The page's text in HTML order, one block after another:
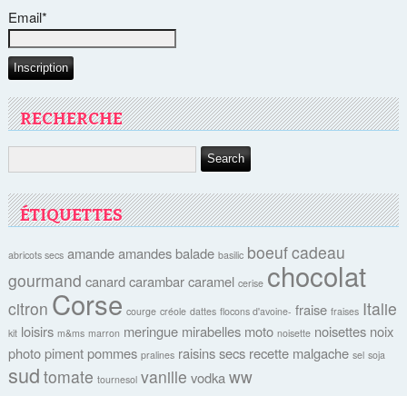
Email*
RECHERCHE
ÉTIQUETTES
abricots secs amande amandes balade basilic boeufcadeau
gourmand canard carambar caramel cerise chocolat
citron Corse courge créole dattes flocons d'avoine- fraise fraises Italie
kit loisirs m&ms marron meringue mirabelles moto noisette noisettes noix
photo piment pommes pralines raisins secs recette malgache sel soja
sud tomate tournesol vanille vodka ww